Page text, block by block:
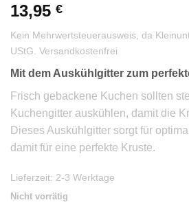
13,95 €
Kein Mehrwertsteuerausweis, da
UStG. Versandkostenfrei
Mit dem Auskühlgitter zum
Frisch gebackene Kuchen sollten
Kuchengitter auskühlen, damit die
Dieses Auskühlgitter sorgt für
damit für eine perfekte Kruste.
Lieferzeit: 2-3 Werktage
Nicht vorrätig